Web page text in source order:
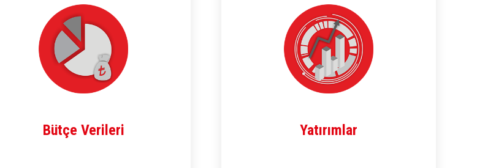
Bütçe Verileri Yatırımlar